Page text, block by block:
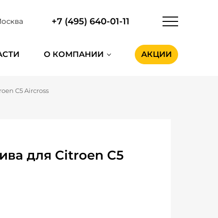
+7 (495) 640-01-11
О КОМПАНИИ АКЦИИ
C5 Aircross
для Citroen C5